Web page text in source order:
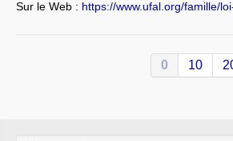
Sur le Web : https://www.ufal.org/famille/
0 10